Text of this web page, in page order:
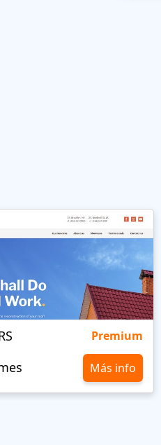
Premium
Más info